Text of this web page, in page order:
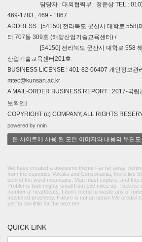
담당자 : 대외협력부 : 정준상 TEL :
469-1783 , 469 - 1867
ADDRESS : [54150] 전라북도 군산시 대학로 558(
터 707동 309호 (해양산업기술교육센터) /
[54150] 전라북도 군산시 대학로 558 해양
산업기술교육센터201호
BUSINESS LICENSE : 401-82-06407 개인정보관
mtec@kunsan.ac.kr
A MAIL-ORDER BUSINESS REPORT : 2017-국립
보확인]
COPYRIGHT (c) COMPANY, ALL RIGHTS
powered by nnin
본 사이트에 사용 된 모든 이미지와 내용의 무단
We have created a awesome theme Far far away,
from the countries Vokalia and Consonantia, there live
behind the word mountains, Man must explore, and this
Problems look mighty small from 150 miles up. I believe
number of heartbeats. I don't intend to waste any of
mastered prophecy. Failure is not an option We predict
yet far too little for the next ten.
QUICK LINK